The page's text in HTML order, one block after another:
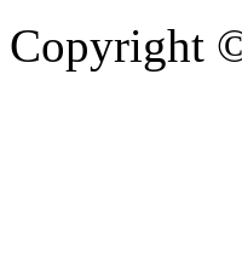
Copyright